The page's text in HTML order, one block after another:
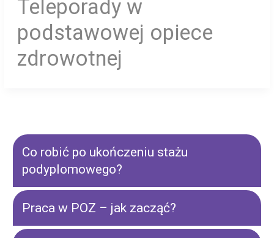
Teleporady w
podstawowej opiece
zdrowotnej
Co robić po ukończeniu stażu
podyplomowego?
Praca w POZ – jak zacząć?